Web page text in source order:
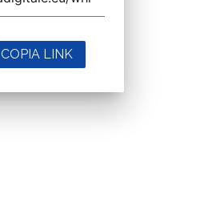
COPIA LINK